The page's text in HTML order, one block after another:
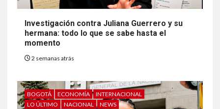
Investigación contra Juliana Guerrero y su
hermana: todo lo que se sabe hasta el
momento
2 semanas atrás
BOGOTÁ ECONOMÍA
INTERNACIONAL
LO ÚLTIMO
NACIONAL
NEWS